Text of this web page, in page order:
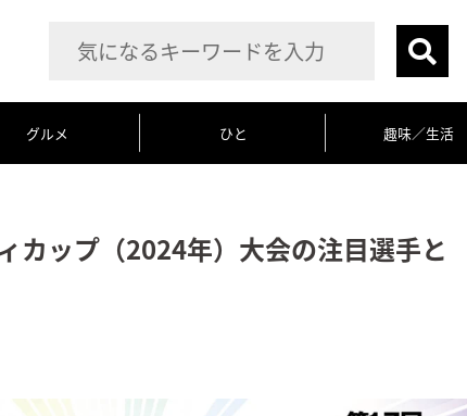
グルメ ひと 趣味／生活
カップ（2024年）大会の注目選手と